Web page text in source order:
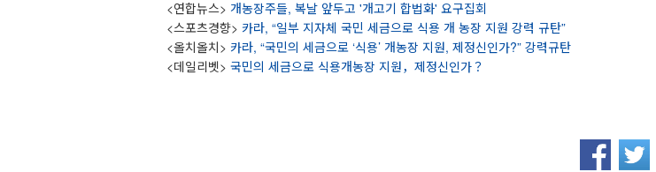
<연합뉴스> 개농장주들, 복날 앞두고 '개고기 합법화' 요구집회
<스포츠경향> 카라, “일부 지자체 국민 세금으로 식용 개 농장 지원 강력 규탄”
<올치올치> 카라, “국민의 세금으로 ‘식용’ 개농장 지원, 제정신인가?” 강력규탄
<데일리벳>국민의 세금으로 식용개농장 지원，제정신인가？